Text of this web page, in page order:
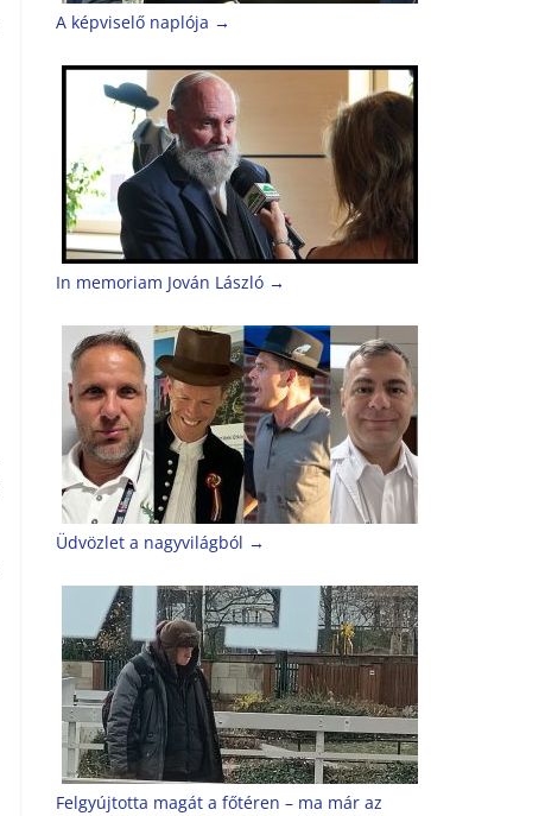
A képviselő naplója →
In memoriam Jován László →
Üdvözlet a nagyvilágból →
Felgyújtotta magát a főtéren – ma már az